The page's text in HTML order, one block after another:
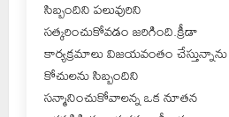
సిబ్బందిని పలువురిని
సత్కరించుకోవడం జరిగింది.క్రీడా
కార్యక్రమాలు విజయవంతం చేస్తున్నాను
కోచులను సిబ్బందిని
సన్మానించుకోవాలన్న ఒక నూతన